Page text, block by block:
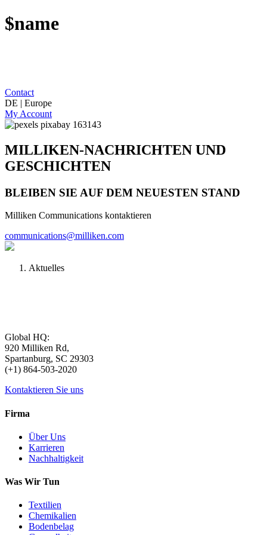
$name
Contact
DE | Europe
My Account
MILLIKEN-NACHRICHTEN UND
GESCHICHTEN
BLEIBEN SIE AUF DEM NEUESTEN STAND
Milliken Communications kontaktieren
communications@milliken.com
Aktuelles
Global HQ:
920 Milliken Rd,
Spartanburg, SC 29303
(+1) 864-503-2020
Kontaktieren Sie uns
Firma
Über Uns
Karrieren
Nachhaltigkeit
Was Wir Tun
Textilien
Chemikalien
Bodenbelag